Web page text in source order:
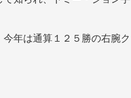
年は通算１２５勝の右腕ク